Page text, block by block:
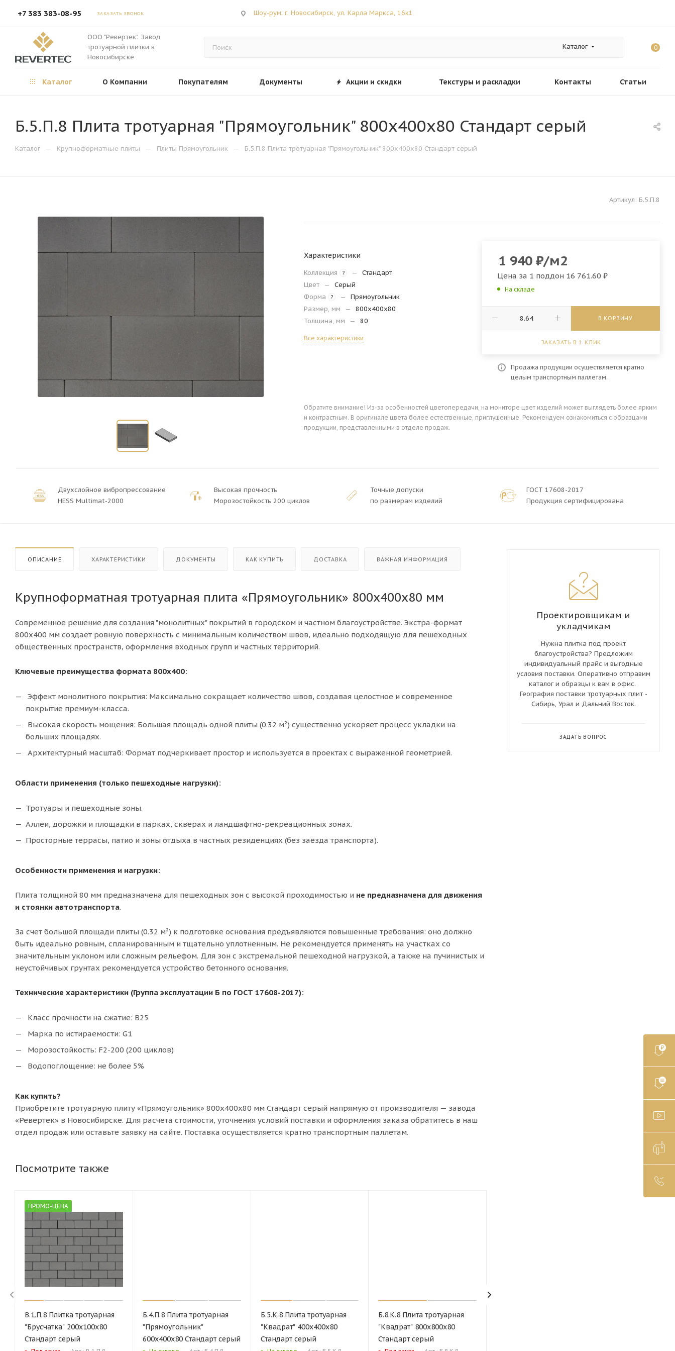
+7 383 383-08-95 ЗАКАЗАТЬ ЗВОНОК Шоу-рум: г. Новосибирск, ул. Карла Маркса, 16к1
ООО "Ревертек". Завод
тротуарной плитки в
Новосибирске
Каталог 0
Каталог О Компании Покупателям Документы Акции и скидки Текстуры и раскладки Контакты Статьи
Б.5.П.8 Плита тротуарная "Прямоугольник" 800х400х80 Стандарт серый
Каталог — Крупноформатные плиты — Плиты Прямоугольник — Б.5.П.8 Плита тротуарная "Прямоугольник" 800х400х80 Стандарт серый
Артикул: Б.5.П.8
Характеристики
Коллекция ? —
Стандарт
Цвет
—
Серый
Форма
? —
Прямоугольник
Размер, мм
—
800х400х80
Толщина, мм
— 80
Все характеристики
1 940₽/м2
Цена за 1 поддон 16 761.60 ₽
На складе
В КОРЗИНУ
ЗАКАЗАТЬ В 1 КЛИК
Продажа продукции осуществляется кратно
целым транспортным паллетам.
Обратите внимание! Из-за особенностей цветопередачи, на мониторе цвет изделий может выглядеть более ярким
и контрастным. В оригинале цвета более естественные, приглушенные. Рекомендуем ознакомиться с образцами
продукции, представленными в отделе продаж.
Двухслойное вибропрессование
HESS Multimat-2000
Высокая прочность
Морозостойкость 200 циклов
Точные допуски
по размерам изделий
ГОСТ 17608-2017
Продукция сертифицирована
ОПИСАНИЕ ХАРАКТЕРИСТИКИ ДОКУМЕНТЫ КАК КУПИТЬ ДОСТАВКА ВАЖНАЯ ИНФОРМАЦИЯ
Крупноформатная тротуарная плита «Прямоугольник» 800x400x80 мм
Современное решение для создания "монолитных" покрытий в городском и частном благоустройстве. Экстра-формат
800х400 мм создает ровную поверхность с минимальным количеством швов, идеально подходящую для пешеходных
общественных пространств, оформления входных групп и частных территорий.
Ключевые преимущества формата 800х400:
Эффект монолитного покрытия: Максимально сокращает количество швов, создавая целостное и современное
покрытие премиум-класса.
Высокая скорость мощения: Большая площадь одной плиты (0.32 м²) существенно ускоряет процесс укладки на
больших площадях.
Архитектурный масштаб: Формат подчеркивает простор и используется в проектах с выраженной геометрией.
Области применения (только пешеходные нагрузки):
Тротуары и пешеходные зоны.
Аллеи, дорожки и площадки в парках, скверах и ландшафтно-рекреационных зонах.
Просторные террасы, патио и зоны отдыха в частных резиденциях (без заезда транспорта).
Особенности применения и нагрузки:
Плита толщиной 80 мм предназначена для пешеходных зон с высокой проходимостью и не предназначена для движения
и стоянки автотранспорта.
За счет большой площади плиты (0.32 м²) к подготовке основания предъявляются повышенные требования: оно должно
быть идеально ровным, спланированным и тщательно уплотненным. Не рекомендуется применять на участках со
значительным уклоном или сложным рельефом. Для зон с экстремальной пешеходной нагрузкой, а также на пучинистых и
неустойчивых грунтах рекомендуется устройство бетонного основания.
Технические характеристики (Группа эксплуатации Б по ГОСТ 17608-2017):
Класс прочности на сжатие: В25
Марка по истираемости: G1
Морозостойкость: F2-200 (200 циклов)
Водопоглощение: не более 5%
Как купить?
Приобретите тротуарную плиту «Прямоугольник» 800х400х80 мм Стандарт серый напрямую от производителя — завода
«Ревертек» в Новосибирске. Для расчета стоимости, уточнения условий поставки и оформления заказа обратитесь в наш
отдел продаж или оставьте заявку на сайте. Поставка осуществляется кратно транспортным паллетам.
Посмотрите также
ПРОМО-ЦЕНА
В.1.П.8 Плитка тротуарная
"Брусчатка" 200х100х80
Стандарт серый
Б.4.П.8 Плита тротуарная
"Прямоугольник"
600х400х80 Стандарт серый
Б.5.К.8 Плита тротуарная
"Квадрат" 400х400х80
Стандарт серый
Б.8.К.8 Плита тротуарная
"Квадрат" 800х800х80
Стандарт серый
Проектировщикам и
укладчикам
Нужна плитка под проект
благоустройства? Предложим
индивидуальный прайс и выгодные
условия поставки. Оперативно отправим
каталог и образцы к вам в офис.
География поставки тротуарных плит -
Сибирь, Урал и Дальний Восток.
ЗАДАТЬ ВОПРОС